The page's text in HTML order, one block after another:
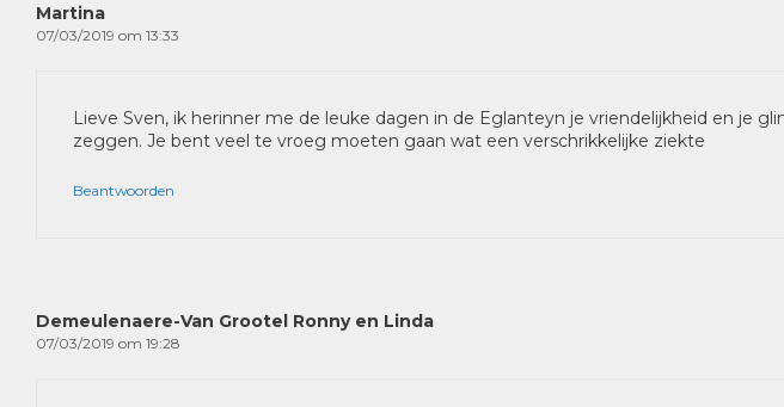
Martina
07/03/2019 om 13:33
Lieve Sven, ik herinner me de leuke dagen in de Eglanteyn je vriendelijkheid en je
zeggen. Je bent veel te vroeg moeten gaan wat een verschrikkelijke ziekte
Beantwoorden
Demeulenaere-Van Grootel Ronny en Linda
07/03/2019 om 19:28